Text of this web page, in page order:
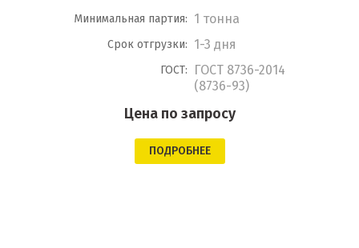
Минимальная партия: 1 тонна
Срок отгрузки: 1-3 дня
ГОСТ:
ГОСТ 8736-2014
(8736-93)
Цена по запросу
ПОДРОБНЕЕ